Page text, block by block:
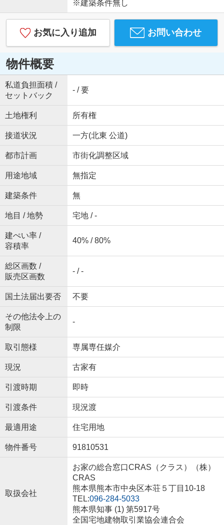
※建築条件無し
お気に入り追加 お問い合わせ
物件概要
私道負担面積 /
セットバック
- / 要
土地権利 所有権
接道状況 一方(北東 公道)
都市計画 市街化調整区域
用途地域 無指定
建築条件 無
地目 / 地勢 宅地 / -
建ぺい率 /
容積率
40% / 80%
総区画数 /
販売区画数
- / -
国土法届出要否 不要
その他法令上の
制限
-
取引態様 専属専任媒介
現況 古家有
引渡時期 即時
引渡条件 現況渡
最適用途 住宅用地
物件番号 91810531
取扱会社
お家の総合窓口CRAS（クラス）（株）
CRAS
熊本県熊本市中央区本荘５丁目10-18
TEL:096-284-5033
熊本県知事 (1) 第5917号
全国宅地建物取引業協会連合会